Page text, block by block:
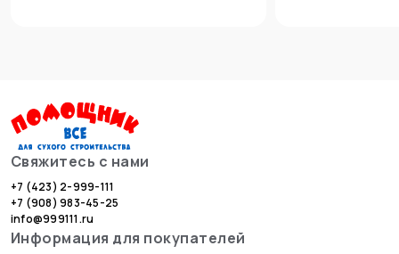
Свяжитесь с нами
+7 (423) 2-999-111
+7 (908) 983-45-25
info@999111.ru
Информация для покупателей